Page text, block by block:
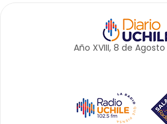
Año XVIII, 8 de Agosto